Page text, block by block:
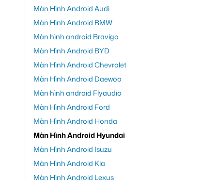
Màn Hình Android Audi
Màn Hình Android BMW
Màn hình android Bravigo
Màn Hình Android BYD
Màn Hình Android Chevrolet
Màn Hình Android Daewoo
Màn hình android Flyaudio
Màn Hình Android Ford
Màn Hình Android Honda
Màn Hình Android Hyundai
Màn Hình Android Isuzu
Màn Hình Android Kia
Màn Hình Android Lexus